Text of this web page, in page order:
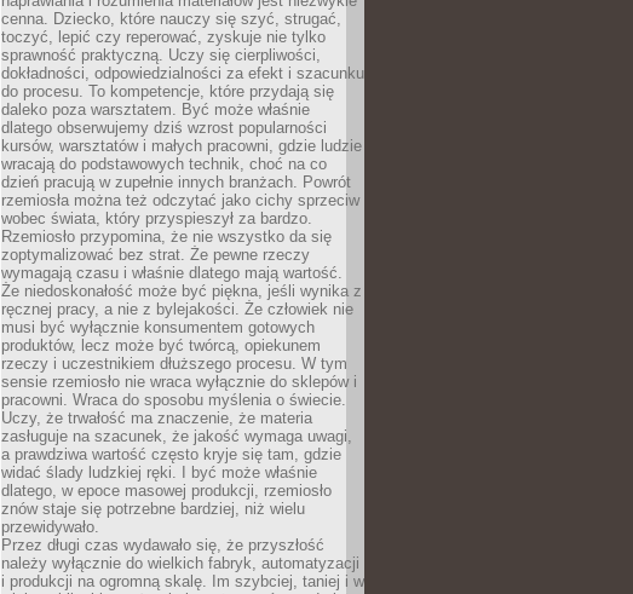
cenna. Dziecko, które nauczy się szyć, strugać,
toczyć, lepić czy reperować, zyskuje nie tylko
sprawność praktyczną. Uczy się cierpliwości,
dokładności, odpowiedzialności za efekt i szacunku
do procesu. To kompetencje, które przydają się
daleko poza warsztatem. Być może właśnie
dlatego obserwujemy dziś wzrost popularności
kursów, warsztatów i małych pracowni, gdzie ludzie
wracają do podstawowych technik, choć na co
dzień pracują w zupełnie innych branżach. Powrót
rzemiosła można też odczytać jako cichy sprzeciw
wobec świata, który przyspieszył za bardzo.
Rzemiosło przypomina, że nie wszystko da się
zoptymalizować bez strat. Że pewne rzeczy
wymagają czasu i właśnie dlatego mają wartość.
Że niedoskonałość może być piękna, jeśli wynika z
ręcznej pracy, a nie z bylejakości. Że człowiek nie
musi być wyłącznie konsumentem gotowych
produktów, lecz może być twórcą, opiekunem
rzeczy i uczestnikiem dłuższego procesu. W tym
sensie rzemiosło nie wraca wyłącznie do sklepów i
pracowni. Wraca do sposobu myślenia o świecie.
Uczy, że trwałość ma znaczenie, że materia
zasługuje na szacunek, że jakość wymaga uwagi,
a prawdziwa wartość często kryje się tam, gdzie
widać ślady ludzkiej ręki. I być może właśnie
dlatego, w epoce masowej produkcji, rzemiosło
znów staje się potrzebne bardziej, niż wielu
przewidywało.
Przez długi czas wydawało się, że przyszłość
należy wyłącznie do wielkich fabryk, automatyzacji
i produkcji na ogromną skalę. Im szybciej, taniej i w